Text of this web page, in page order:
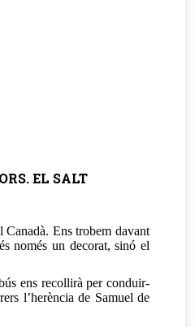
EL SALT
Canadà. Ens trobem davant
només un decorat, sinó el
ens recollirà per conduir-
l’herència de Samuel de